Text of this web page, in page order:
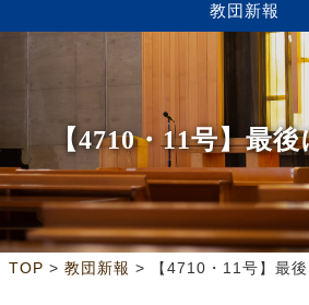
教団新報
【4710・11号】最
TOP > 教団新報 > 【4710・11号】最後